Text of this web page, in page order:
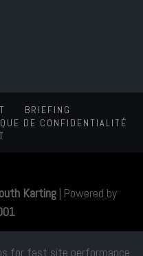
BRIEFING
DE CONFIDENTIALITÉ
Karting | Powered by